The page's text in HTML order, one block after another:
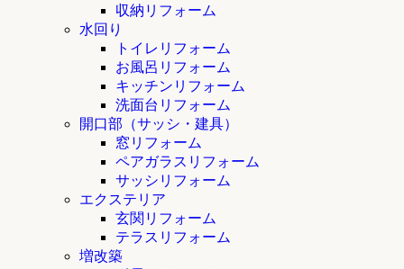
収納リフォーム
水回り
トイレリフォーム
お風呂リフォーム
キッチンリフォーム
洗面台リフォーム
開口部（サッシ・建具）
窓リフォーム
ペアガラスリフォーム
サッシリフォーム
エクステリア
玄関リフォーム
テラスリフォーム
増改築